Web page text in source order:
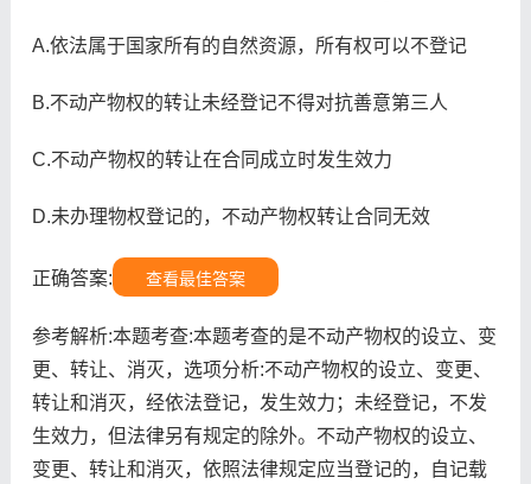
A.依法属于国家所有的自然资源，所有权可以不登记
B.不动产物权的转让未经登记不得对抗善意第三人
C.不动产物权的转让在合同成立时发生效力
D.未办理物权登记的，不动产物权转让合同无效
正确答案: 查看最佳答案
参考解析:本题考查:本题考查的是不动产物权的设立、变
更、转让、消灭，选项分析:不动产物权的设立、变更、
转让和消灭，经依法登记，发生效力；未经登记，不发
生效力，但法律另有规定的除外。不动产物权的设立、
变更、转让和消灭，依照法律规定应当登记的，自记载